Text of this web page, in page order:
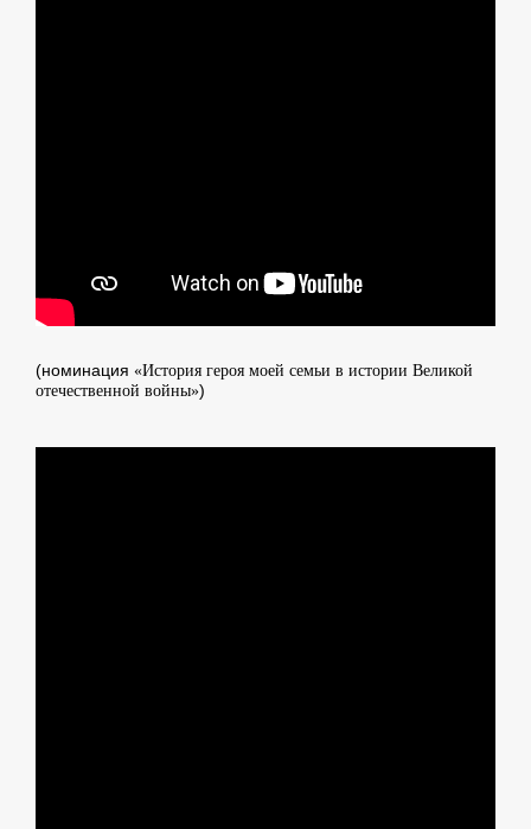
(номинация «История героя моей семьи в истории Великой
отечественной войны»)